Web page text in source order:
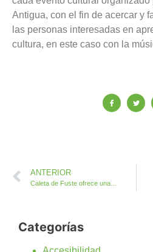
Antigua, con el fin de acercar y
las personas interesadas en
cultura, en este caso con la
ANTERIOR
Categorías